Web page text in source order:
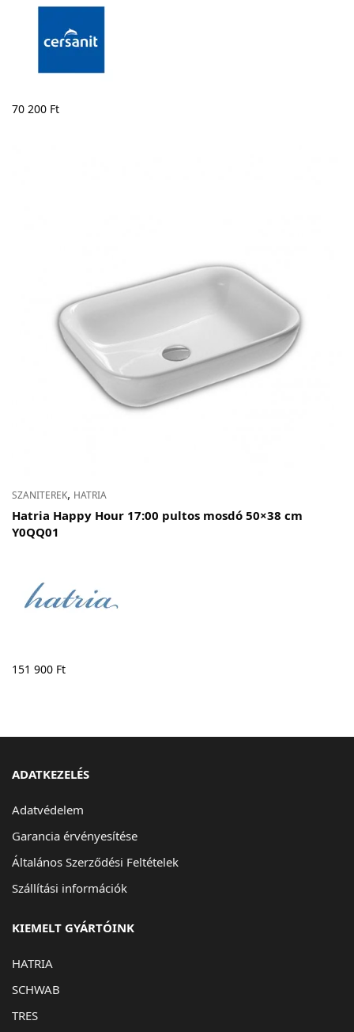
70 200 Ft
SZANITEREK, HATRIA
Hatria Happy Hour 17:00 pultos mosdó 50×38 cm
Y0QQ01
151 900 Ft
ADATKEZELÉS
Adatvédelem
Garancia érvényesítése
Általános Szerződési Feltételek
Szállítási információk
KIEMELT GYÁRTÓINK
HATRIA
SCHWAB
TRES